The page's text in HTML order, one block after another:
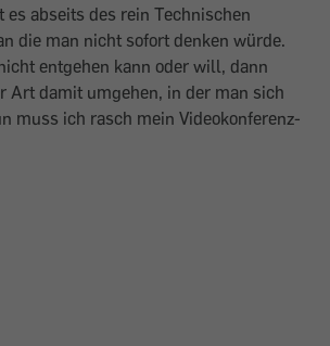
abseits des rein Technischen
die man nicht sofort denken würde.
entgehen kann oder will, dann
Art damit umgehen, in der man sich
muss ich rasch mein Videokonferenz-